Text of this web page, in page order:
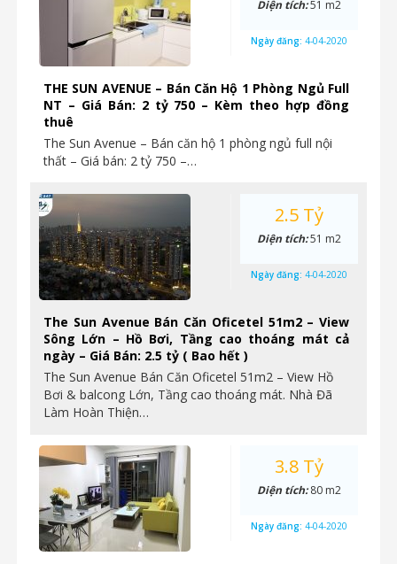
THE SUN AVENUE – Bán Căn Hộ 1 Phòng Ngủ Full
NT – Giá Bán: 2 tỷ 750 – Kèm theo hợp đồng
thuê
The Sun Avenue – Bán căn hộ 1 phòng ngủ full nội
thất – Giá bán: 2 tỷ 750 –…
Diện tích:51 m2
Ngày đăng: 4-04-2020
The Sun Avenue Bán Căn Oficetel 51m2 – View
Sông Lớn – Hồ Bơi, Tầng cao thoáng mát cả
ngày – Giá Bán: 2.5 tỷ ( Bao hết )
The Sun Avenue Bán Căn Oficetel 51m2 – View Hồ
Bơi & balcong Lớn, Tầng cao thoáng mát. Nhà Đã
Làm Hoàn Thiện…
2.5 Tỷ
Diện tích:51 m2
Ngày đăng: 4-04-2020
3.8 Tỷ
Diện tích:80 m2
Ngày đăng: 4-04-2020